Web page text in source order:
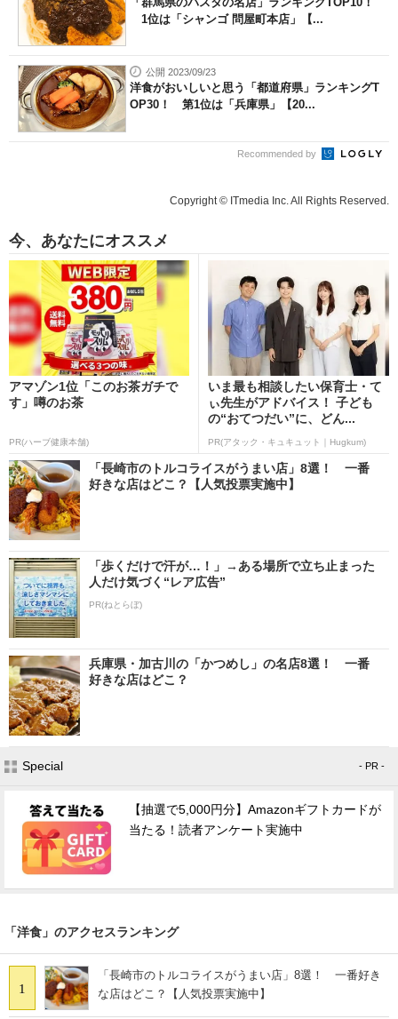
1位は「シャンゴ 問屋町本店」【...
公開 2023/09/23
洋食がおいしいと思う「都道府県」ランキングT
OP30！ 第1位は「兵庫県」【20...
Recommended by
Copyright © ITmedia Inc. All Rights Reserved.
今、あなたにオススメ
アマゾン1位「このお茶ガチで
す」噂のお茶
PR(ハーブ健康本舗)
いま最も相談したい保育士・て
ぃ先生がアドバイス！ 子ども
の“おてつだい”に、どん...
PR(アタック・キュキュット｜Hugkum)
「長崎市のトルコライスがうまい店」8選！ 一番
好きな店はどこ？【人気投票実施中】
「歩くだけで汗が…！」→ある場所で立ち止まった
人だけ気づく“レア広告”
PR(ねとらぼ)
兵庫県・加古川の「かつめし」の名店8選！ 一番
好きな店はどこ？
Special - PR -
【抽選で5,000円分】Amazonギフトカードが
当たる！読者アンケート実施中
「洋食」のアクセスランキング
1
「長崎市のトルコライスがうまい店」8選！ 一番好き
な店はどこ？【人気投票実施中】